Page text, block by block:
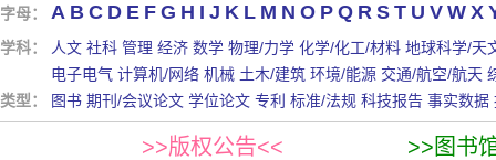
字母： A B C D E F G H I J K L M N O P Q R S T U V W X
学科： 人文 社科 管理 经济 数学 物理/力学 化学/化工/材料 地球科学/天
电子电气 计算机/网络 机械 土木/建筑 环境/能源 交通/航空/航天
类型：
图书 期刊/会议论文 学位论文 专利 标准/法规 科技报告 事实数据
>>版权公告<< >>图书